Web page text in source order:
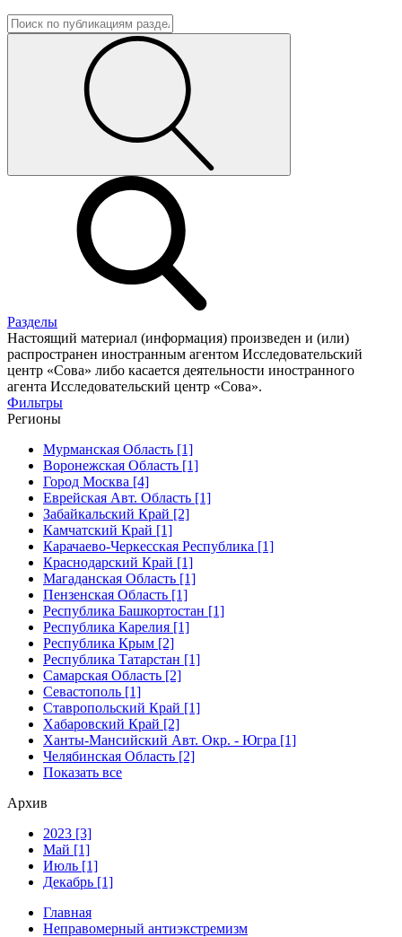
Разделы
Настоящий материал (информация) произведен и (или)
распространен иностранным агентом Исследовательский
центр «Сова» либо касается деятельности иностранного
агента Исследовательский центр «Сова».
Фильтры
Регионы
Мурманская Область [1]
Воронежская Область [1]
Город Москва [4]
Еврейская Авт. Область [1]
Забайкальский Край [2]
Камчатский Край [1]
Карачаево-Черкесская Республика [1]
Краснодарский Край [1]
Магаданская Область [1]
Пензенская Область [1]
Республика Башкортостан [1]
Республика Карелия [1]
Республика Крым [2]
Республика Татарстан [1]
Самарская Область [2]
Севастополь [1]
Ставропольский Край [1]
Хабаровский Край [2]
Ханты-Мансийский Авт. Окр. - Югра [1]
Челябинская Область [2]
Показать все
Архив
2023 [3]
Май [1]
Июль [1]
Декабрь [1]
Главная
Неправомерный антиэкстремизм